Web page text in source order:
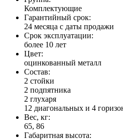
Комплектующие
Гарантийный срок:
24 месяца с даты продажи
Срок эксплуатации:
более 10 лет
Цвет:
оцинкованный металл
Состав:
2 стойки
2 подпятника
2 глухаря
12 диагональных и 4
Вес, кг:
65, 86
Габаритная высота: